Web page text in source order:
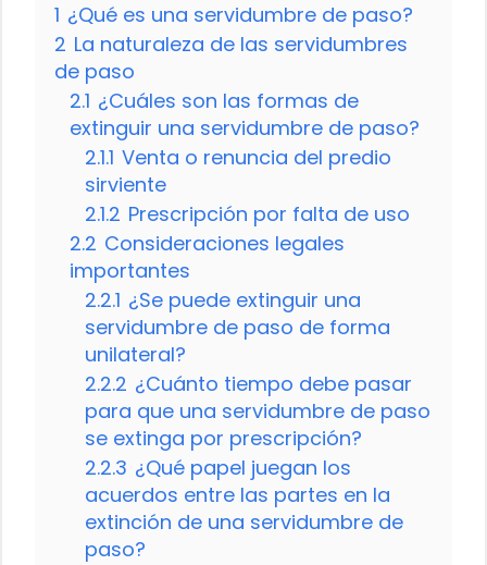
1 ¿Qué es una servidumbre de paso?
2 La naturaleza de las servidumbres
de paso
2.1 ¿Cuáles son las formas de
extinguir una servidumbre de paso?
2.1.1 Venta o renuncia del predio
sirviente
2.1.2 Prescripción por falta de uso
2.2 Consideraciones legales
importantes
2.2.1 ¿Se puede extinguir una
servidumbre de paso de forma
unilateral?
2.2.2 ¿Cuánto tiempo debe pasar
para que una servidumbre de paso
se extinga por prescripción?
2.2.3 ¿Qué papel juegan los
acuerdos entre las partes en la
extinción de una servidumbre de
paso?